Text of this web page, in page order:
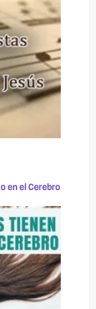
en el Cerebro